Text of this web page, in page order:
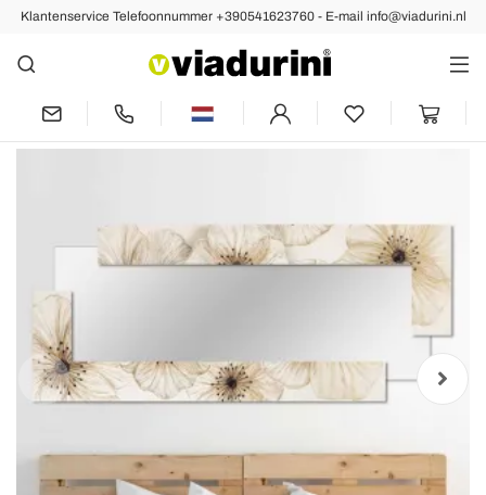
Klantenservice Telefoonnummer +390541623760 - E-mail info@viadurini.nl
Vorige Volgende
Moderne wandspiegel in hars
geproduceerd in Italië Sacile